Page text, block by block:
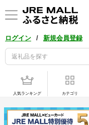
ログイン / 新規会員登録
人気ランキング カテゴリ